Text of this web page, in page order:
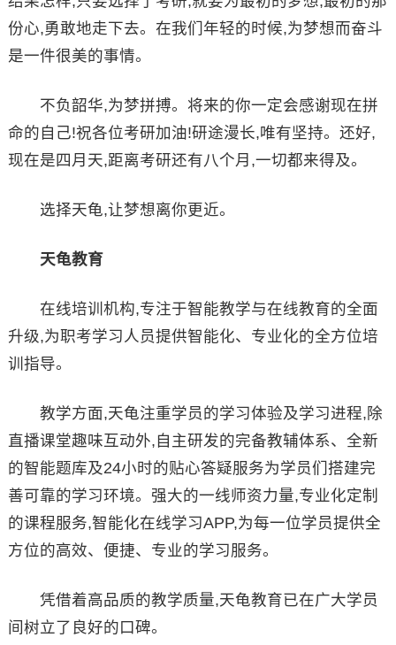
份心,勇敢地走下去。在我们年轻的时候,为梦想而奋斗
是一件很美的事情。
不负韶华,为梦拼搏。将来的你一定会感谢现在拼
命的自己!祝各位考研加油!研途漫长,唯有坚持。还好,
现在是四月天,距离考研还有八个月,一切都来得及。
选择天龟,让梦想离你更近。
天龟教育
在线培训机构,专注于智能教学与在线教育的全面
升级,为职考学习人员提供智能化、专业化的全方位培
训指导。
教学方面,天龟注重学员的学习体验及学习进程,除
直播课堂趣味互动外,自主研发的完备教辅体系、全新
的智能题库及24小时的贴心答疑服务为学员们搭建完
善可靠的学习环境。强大的一线师资力量,专业化定制
的课程服务,智能化在线学习APP,为每一位学员提供全
方位的高效、便捷、专业的学习服务。
凭借着高品质的教学质量,天龟教育已在广大学员
间树立了良好的口碑。